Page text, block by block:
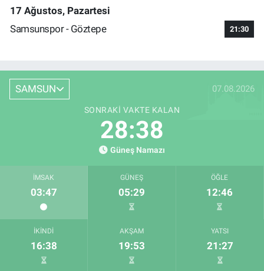
17 Ağustos, Pazartesi
Samsunspor - Göztepe
21:30
SAMSUN 07.08.2026
SONRAKI VAKTE KALAN
28:37
Güneş Namazı
İMSAK
03:47
GÜNEŞ
05:29
ÖĞLE
12:46
İKINDI
16:38
AKŞAM
19:53
YATSI
21:27